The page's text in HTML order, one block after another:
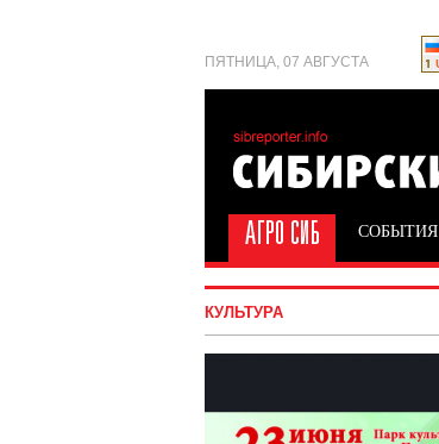
ПЯТНИЦА, 07 АВГУСТА
СОБЫТИЯ
КУЛЬТУРА